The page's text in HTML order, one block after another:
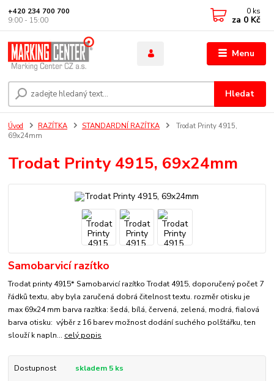
Menu
Hledat
+420 234 700 700
9:00 - 15:00
0 ks
za 0 Kč
Úvod RAZÍTKA STANDARDNÍ RAZÍTKA
Trodat Printy 4915,
69x24mm
Trodat Printy 4915, 69x24mm
Samobarvicí razítko
Trodat printy 4915* Samobarvicí razítko Trodat 4915, doporučený počet 7
řádků textu, aby byla zaručená dobrá čitelnost textu. rozměr otisku je
max 69x24 mm barva razítka: šedá, bílá, červená, zelená, modrá, fialová
barva otisku: výběr z 16 barev možnost dodání suchého polštářku, ten
slouží k napln... celý popis
Dostupnost
skladem 5 ks